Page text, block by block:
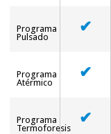
Ortopedia
Instrumental
cirúrgico
Desportos
e jogos
Vestuário
Programa
Pulsado
✔
Programa
Atérmico
✔
Programa
Termoforesis
✔